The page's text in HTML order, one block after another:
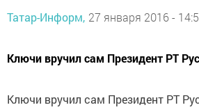
Татар-Информ, 27 января 2016 -
Ключи вручил сам Президент РТ
Ключи вручил сам Президент РТ